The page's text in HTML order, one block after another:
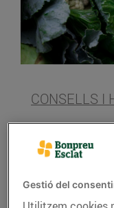
CONSELLS I
Gestió del